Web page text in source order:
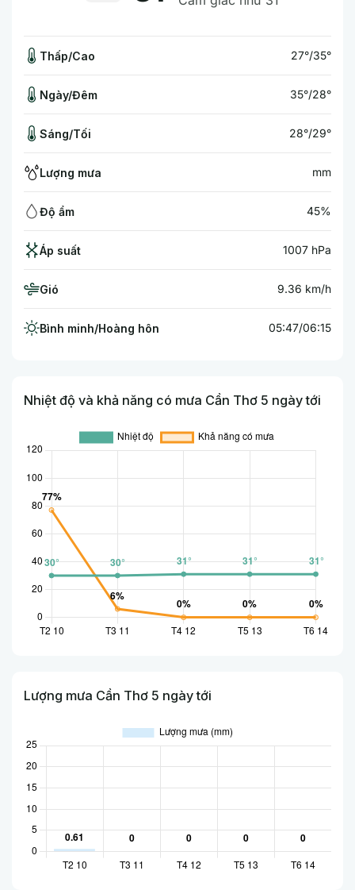
Thấp/Cao 27°/35°
Ngày/Đêm 35°/28°
Sáng/Tối 28°/29°
Lượng mưa mm
Độ ẩm 45%
Áp suất 1007 hPa
Gió 9.36 km/h
Bình minh/Hoàng hôn 05:47/06:15
Nhiệt độ và khả năng có mưa Cần Thơ 5 ngày tới
Lượng mưa Cần Thơ 5 ngày tới